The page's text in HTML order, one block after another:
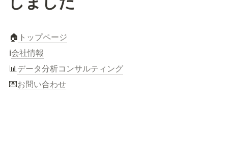
🏠 トップページ
ℹ️会社情報
📊データ分析コンサルティング
💌お問い合わせ